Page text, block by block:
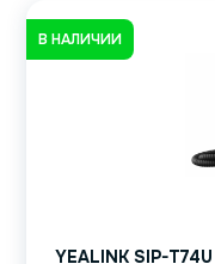
В НАЛИЧИИ
YEALINK SIP-T74U